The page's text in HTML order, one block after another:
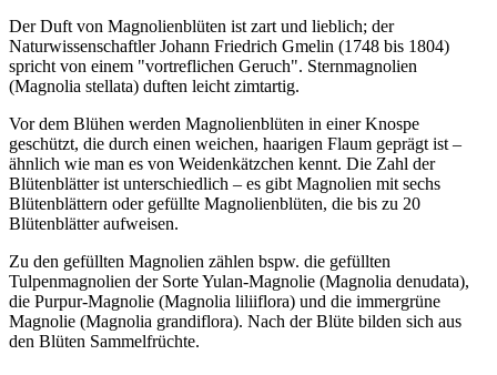
Der Duft von Magnolienblüten ist zart und lieblich; der
Naturwissenschaftler Johann Friedrich Gmelin (1748 bis 1804)
spricht von einem "vortreflichen Geruch". Sternmagnolien
(Magnolia stellata) duften leicht zimtartig.
Vor dem Blühen werden Magnolienblüten in einer Knospe
geschützt, die durch einen weichen, haarigen Flaum geprägt ist –
ähnlich wie man es von Weidenkätzchen kennt. Die Zahl der
Blütenblätter ist unterschiedlich – es gibt Magnolien mit sechs
Blütenblättern oder gefüllte Magnolienblüten, die bis zu 20
Blütenblätter aufweisen.
Zu den gefüllten Magnolien zählen bspw. die gefüllten
Tulpenmagnolien der Sorte Yulan-Magnolie (Magnolia denudata),
die Purpur-Magnolie (Magnolia liliiflora) und die immergrüne
Magnolie (Magnolia grandiflora). Nach der Blüte bilden sich aus
den Blüten Sammelfrüchte.